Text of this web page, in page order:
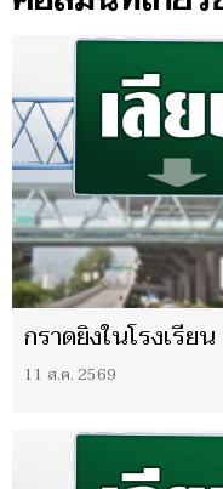
กราดยิงในโรงเรียน
11 ส.ค. 2569